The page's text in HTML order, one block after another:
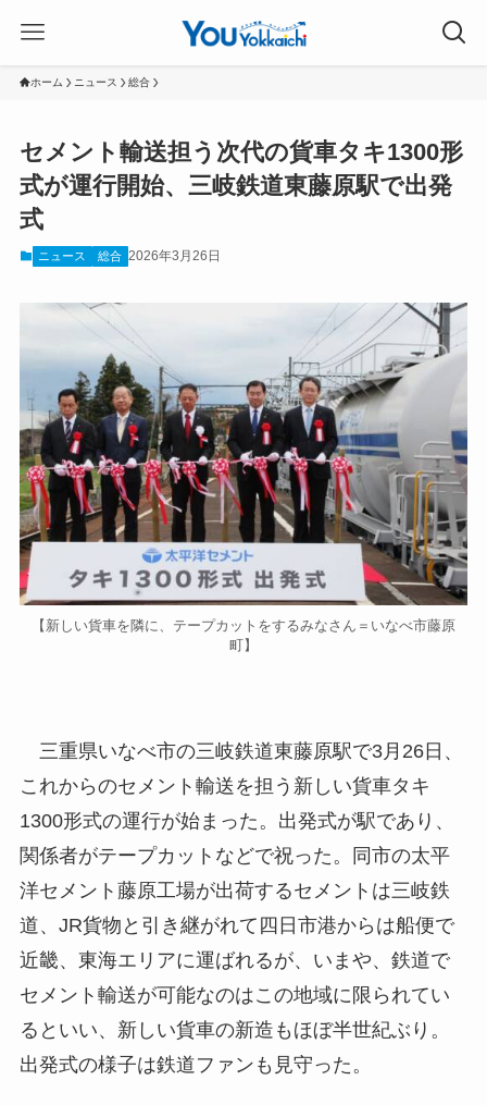
ホーム ニュース 総合
セメント輸送担う次代の貨車タキ1300形
式が運行開始、三岐鉄道東藤原駅で出発
式
ニュース 総合 2026年3月26日
【新しい貨車を隣に、テープカットをするみなさん＝いなべ市藤原
町】
三重県いなべ市の三岐鉄道東藤原駅で3月26日、
これからのセメント輸送を担う新しい貨車タキ
1300形式の運行が始まった。出発式が駅であり、
関係者がテープカットなどで祝った。同市の太平
洋セメント藤原工場が出荷するセメントは三岐鉄
道、JR貨物と引き継がれて四日市港からは船便で
近畿、東海エリアに運ばれるが、いまや、鉄道で
セメント輸送が可能なのはこの地域に限られてい
るといい、新しい貨車の新造もほぼ半世紀ぶり。
出発式の様子は鉄道ファンも見守った。